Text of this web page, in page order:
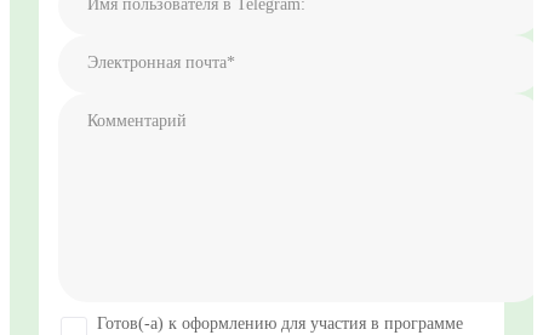
Имя пользователя в Telegram:
Электронная почта*
Комментарий
Готов(-а) к оформлению для участия в программе